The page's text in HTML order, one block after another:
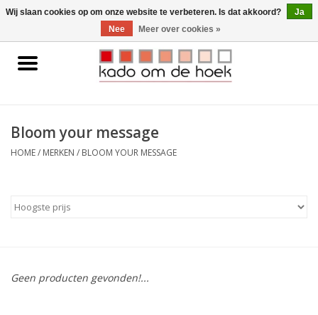
0 Artikelen - €0,00
Home
Gadgets
Bloom your message
HOME/ MERKEN / BLOOM YOUR MESSAGE
Geen producten gevonden!...
Wij slaan cookies op om onze website te verbeteren. Is dat akkoord?
Ja
Nee
Meer over cookies »